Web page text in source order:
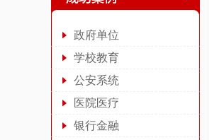
政府单位
学校教育
公安系统
医院医疗
银行金融